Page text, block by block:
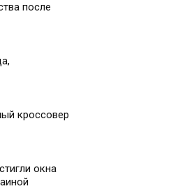
после
кроссовер
окна